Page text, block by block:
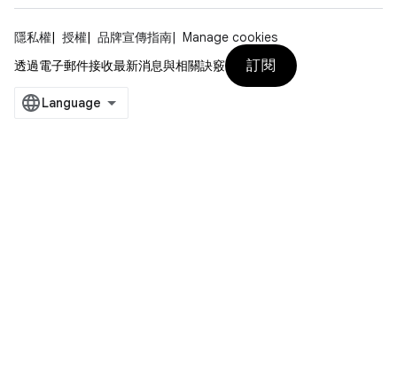
隱私權 授權 品牌宣傳指南
Manage cookies
透過電子郵件接收最新消息與相關訣竅
訂閱